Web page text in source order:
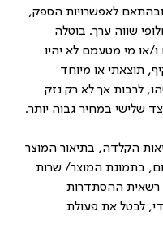
ובהתאם לאפשרויות הספק,
שווה ערך. בוטלה
או מי מטעמם לא יהיו
תוצאתי או מיוחד
לרבות אך לא רק נזק
שלישי במחיר גבוה יותר.
הקלדה, בתיאור המוצר
בתמונת המוצר/ שרות
רשאית ההסתדרות
לבטל את פעולת